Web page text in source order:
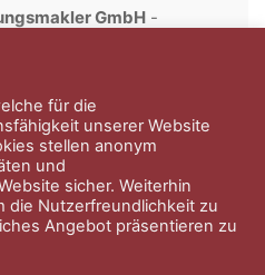
GmbH -
seit über 30 Jahren.
Über uns
für die
unserer Website
stellen anonym
und
sicher. Weiterhin
die Nutzerfreundlichkeit zu
Angebot präsentieren zu